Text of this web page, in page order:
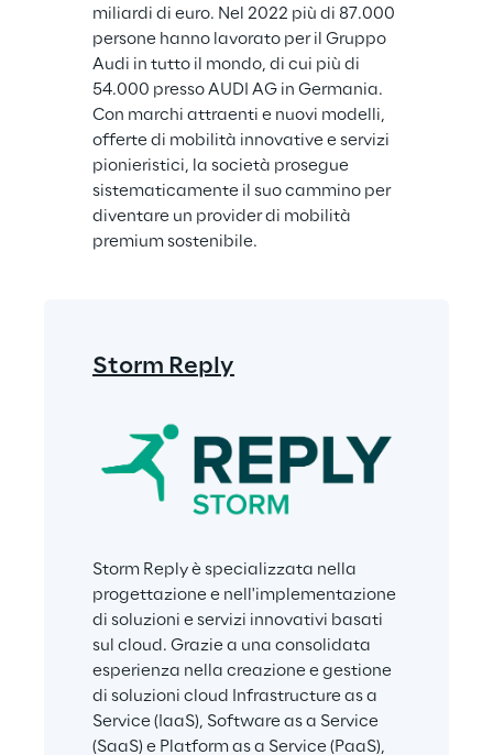
miliardi di euro. Nel 2022 più di 87.000
persone hanno lavorato per il Gruppo
Audi in tutto il mondo, di cui più di
54.000 presso AUDI AG in Germania.
Con marchi attraenti e nuovi modelli,
offerte di mobilità innovative e servizi
pionieristici, la società prosegue
sistematicamente il suo cammino per
diventare un provider di mobilità
premium sostenibile.
Storm Reply
Storm Reply è specializzata nella
progettazione e nell'implementazione
di soluzioni e servizi innovativi basati
sul cloud. Grazie a una consolidata
esperienza nella creazione e gestione
di soluzioni cloud Infrastructure as a
Service (IaaS), Software as a Service
(SaaS) e Platform as a Service (PaaS),